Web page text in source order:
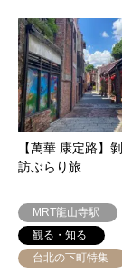
【萬華 康定路】
訪ぶらり旅
MRT龍山寺駅
観る・知る
台北の下町特集